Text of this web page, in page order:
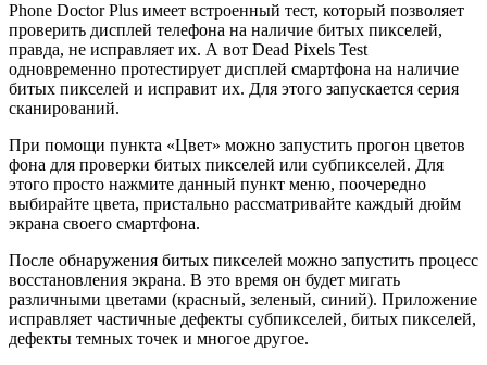
Phone Doctor Plus имеет встроенный тест, который позволяет
проверить дисплей телефона на наличие битых пикселей,
правда, не исправляет их. А вот Dead Pixels Test
одновременно протестирует дисплей смартфона на наличие
битых пикселей и исправит их. Для этого запускается серия
сканирований.
При помощи пункта «Цвет» можно запустить прогон цветов
фона для проверки битых пикселей или субпикселей. Для
этого просто нажмите данный пункт меню, поочередно
выбирайте цвета, пристально рассматривайте каждый дюйм
экрана своего смартфона.
После обнаружения битых пикселей можно запустить процесс
восстановления экрана. В это время он будет мигать
различными цветами (красный, зеленый, синий). Приложение
исправляет частичные дефекты субпикселей, битых пикселей,
дефекты темных точек и многое другое.